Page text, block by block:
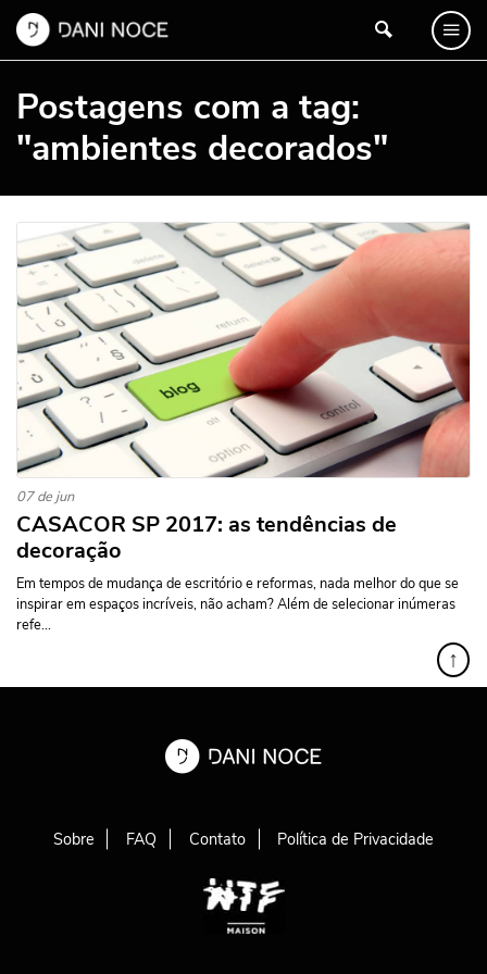
Postagens com a tag:
"ambientes decorados"
07 de jun
CASACOR SP 2017: as tendências de
decoração
Em tempos de mudança de escritório e reformas, nada melhor do que se
inspirar em espaços incríveis, não acham? Além de selecionar inúmeras
refe...
↑
Sobre FAQ Contato Política de Privacidade